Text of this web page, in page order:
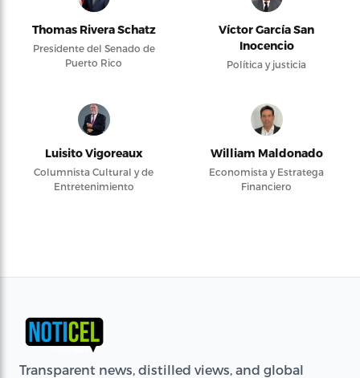
Thomas Rivera Schatz
Presidente del Senado de
Puerto Rico
Víctor García San
Inocencio
Política y justicia
Luisito Vigoreaux
Columnista Cultural y de
Entretenimiento
William Maldonado
Economista y Estratega
Financiero
Transparent news, distilled views, and global